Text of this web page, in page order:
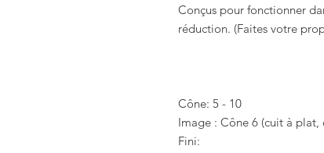
Conçus pour fonctionner
réduction. (Faites votre
Cône: 5 - 10
Image : Cône 6 (cuit à plat,
Fini: